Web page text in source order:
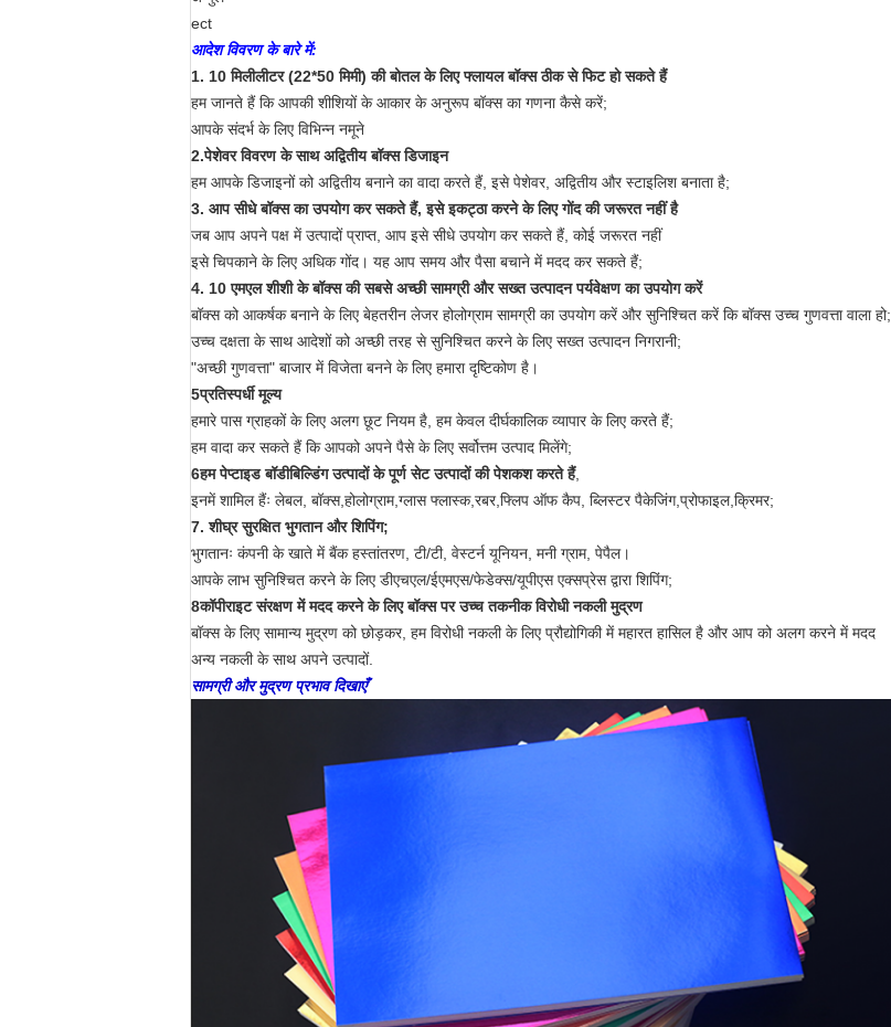
ect
आदेश विवरण के बारे में:
1. 10 मिलीलीटर (22*50 मिमी) की बोतल के लिए फ्लायल बॉक्स ठीक से फिट हो सकते हैं
हम जानते हैं कि आपकी शीशियों के आकार के अनुरूप बॉक्स का गणना कैसे करें;
आपके संदर्भ के लिए विभिन्न नमूने
2.पेशेवर विवरण के साथ अद्वितीय बॉक्स डिजाइन
हम आपके डिजाइनों को अद्वितीय बनाने का वादा करते हैं, इसे पेशेवर, अद्वितीय और स्टाइलिश बनाता है;
3. आप सीधे बॉक्स का उपयोग कर सकते हैं, इसे इकट्ठा करने के लिए गोंद की जरूरत नहीं है
जब आप अपने पक्ष में उत्पादों प्राप्त, आप इसे सीधे उपयोग कर सकते हैं, कोई जरूरत नहीं
इसे चिपकाने के लिए अधिक गोंद। यह आप समय और पैसा बचाने में मदद कर सकते हैं;
4. 10 एमएल शीशी के बॉक्स की सबसे अच्छी सामग्री और सख्त उत्पादन पर्यवेक्षण का उपयोग करें
बॉक्स को आकर्षक बनाने के लिए बेहतरीन लेजर होलोग्राम सामग्री का उपयोग करें और सुनिश्चित करें कि बॉक्स उच्च गुणवत्ता वाला हो;
उच्च दक्षता के साथ आदेशों को अच्छी तरह से सुनिश्चित करने के लिए सख्त उत्पादन निगरानी;
"अच्छी गुणवत्ता" बाजार में विजेता बनने के लिए हमारा दृष्टिकोण है।
5प्रतिस्पर्धी मूल्य
हमारे पास ग्राहकों के लिए अलग छूट नियम है, हम केवल दीर्घकालिक व्यापार के लिए करते हैं;
हम वादा कर सकते हैं कि आपको अपने पैसे के लिए सर्वोत्तम उत्पाद मिलेंगे;
6हम पेप्टाइड बॉडीबिल्डिंग उत्पादों के पूर्ण सेट उत्पादों की पेशकश करते हैं,
इनमें शामिल हैंः लेबल, बॉक्स,होलोग्राम,ग्लास फ्लास्क,रबर,फ्लिप ऑफ कैप, ब्लिस्टर पैकेजिंग,प्रोफाइल,क्रिमर;
7. शीघ्र सुरक्षित भुगतान और शिपिंग;
भुगतानः कंपनी के खाते में बैंक हस्तांतरण, टी/टी, वेस्टर्न यूनियन, मनी ग्राम, पेपैल।
आपके लाभ सुनिश्चित करने के लिए डीएचएल/ईएमएस/फेडेक्स/यूपीएस एक्सप्रेस द्वारा शिपिंग;
8कॉपीराइट संरक्षण में मदद करने के लिए बॉक्स पर उच्च तकनीक विरोधी नकली मुद्रण
बॉक्स के लिए सामान्य मुद्रण को छोड़कर, हम विरोधी नकली के लिए प्रौद्योगिकी में महारत हासिल है और आप को अलग करने में मदद
अन्य नकली के साथ अपने उत्पादों.
सामग्री और मुद्रण प्रभाव दिखाएँ